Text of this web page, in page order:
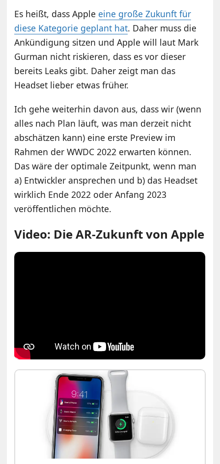
Es heißt, dass Apple eine große Zukunft für
diese Kategorie geplant hat. Daher muss die
Ankündigung sitzen und Apple will laut Mark
Gurman nicht riskieren, dass es vor dieser
bereits Leaks gibt. Daher zeigt man das
Headset lieber etwas früher.
Ich gehe weiterhin davon aus, dass wir (wenn
alles nach Plan läuft, was man derzeit nicht
abschätzen kann) eine erste Preview im
Rahmen der WWDC 2022 erwarten können.
Das wäre der optimale Zeitpunkt, wenn man
a) Entwickler ansprechen und b) das Headset
wirklich Ende 2022 oder Anfang 2023
veröffentlichen möchte.
Video: Die AR-Zukunft von Apple